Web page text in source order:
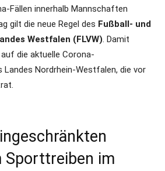
Fällen innerhalb Mannschaften
gilt die neue Regel des Fußball- und
Westfalen (FLVW). Damit
die aktuelle Corona-
Landes Nordrhein-Westfalen, die vor
Sporttreiben im